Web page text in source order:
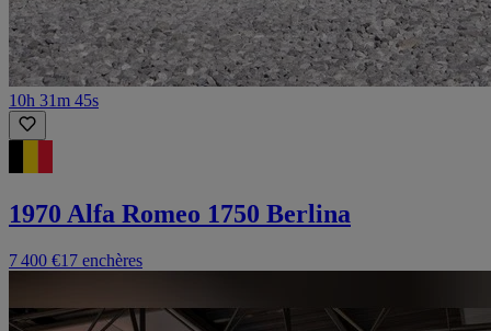
10h 31m 45s
1970 Alfa Romeo 1750 Berlina
7 400 €17 enchères